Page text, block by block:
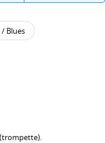
/ Blues
(trompette).